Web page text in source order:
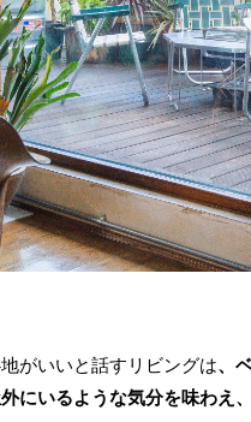
がいいと話すリビングは、
にいるような気分を味わえ